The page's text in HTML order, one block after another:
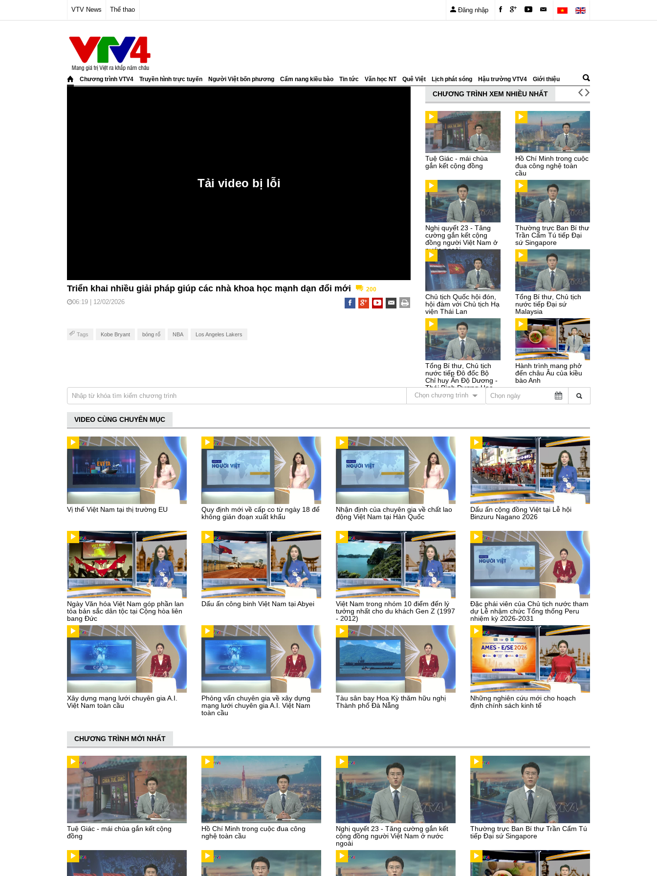
VTV News Thể thao Đăng nhập
Chương trình VTV4 Truyền hình trực tuyến Người Việt bốn phương Cẩm nang kiều bào Tin tức Văn học NT Quê Việt Lịch phát sóng Hậu trường VTV4 Giới thiệu
Triển khai nhiều giải pháp giúp các nhà khoa học mạnh dạn đổi mới 200
06:19 | 12/02/2026
Tags Kobe Bryant bóng rổ NBA Los Angeles Lakers
CHƯƠNG TRÌNH XEM NHIỀU NHẤT
Tuệ Giác - mái chùa
gắn kết cộng đồng
Hồ Chí Minh trong cuộc
đua công nghệ toàn
cầu
Nghị quyết 23 - Tăng
cường gắn kết cộng
đồng người Việt Nam ở
nước ngoài
Thường trực Ban Bí thư
Trần Cẩm Tú tiếp Đại
sứ Singapore
Chủ tịch Quốc hội đón,
hội đàm với Chủ tịch Hạ
viện Thái Lan
Tổng Bí thư, Chủ tịch
nước tiếp Đại sứ
Malaysia
Tổng Bí thư, Chủ tịch
nước tiếp Đô đốc Bộ
Chỉ huy Ấn Độ Dương -
Thái Bình Dương Hoa
Kỳ
Hành trình mang phở
đến châu Âu của kiều
bào Anh
Chọn chương trình
VIDEO CÙNG CHUYÊN MỤC
Vị thế Việt Nam tại thị trường EU
Quy định mới về cấp co từ ngày 18 để
không gián đoạn xuất khẩu
Nhận định của chuyên gia về chất lao
động Việt Nam tại Hàn Quốc
Dấu ấn cộng đồng Việt tại Lễ hội
Binzuru Nagano 2026
Ngày Văn hóa Việt Nam góp phần lan
tỏa bản sắc dân tộc tại Cộng hòa liên
bang Đức
Dấu ấn công binh Việt Nam tại Abyei
Việt Nam trong nhóm 10 điểm đến lý
tưởng nhất cho du khách Gen Z (1997
- 2012)
Đặc phái viên của Chủ tịch nước tham
dự Lễ nhậm chức Tổng thống Peru
nhiệm kỳ 2026-2031
Xây dựng mạng lưới chuyên gia A.I.
Việt Nam toàn cầu
Phỏng vấn chuyên gia về xây dựng
mạng lưới chuyên gia A.I. Việt Nam
toàn cầu
Tàu sân bay Hoa Kỳ thăm hữu nghị
Thành phố Đà Nẵng
Những nghiên cứu mới cho hoạch
định chính sách kinh tế
CHƯƠNG TRÌNH MỚI NHẤT
Tuệ Giác - mái chùa gắn kết cộng
đồng
Hồ Chí Minh trong cuộc đua công
nghệ toàn cầu
Nghị quyết 23 - Tăng cường gắn kết
cộng đồng người Việt Nam ở nước
ngoài
Thường trực Ban Bí thư Trần Cẩm Tú
tiếp Đại sứ Singapore